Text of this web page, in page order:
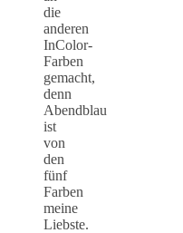
die
anderen
InColor-
Farben
gemacht,
denn
Abendblau
ist
von
den
fünf
Farben
meine
Liebste.